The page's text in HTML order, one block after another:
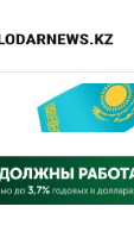
Регистрация